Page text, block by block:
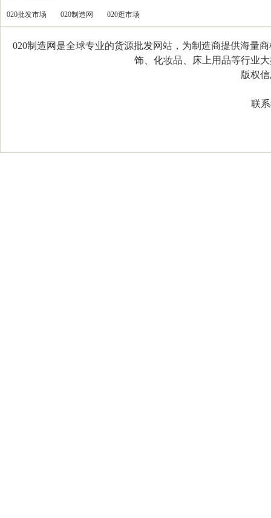
020批发市场 020制造网 020逛市场
020制造网是全球专业的货源批发网站，为制造商提供海量
饰、化妆品、床上用品等行业
版权信
联